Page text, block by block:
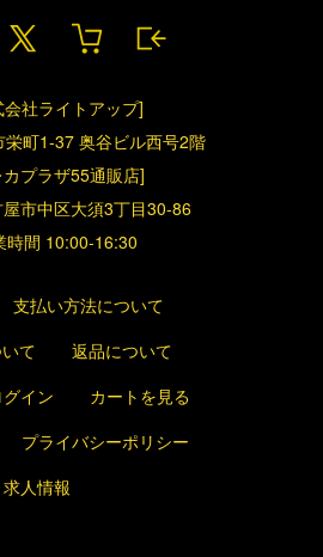
社ライトアップ]
栄町1-37 奥谷ビル西号2階
プラザ55通販店]
市中区大須3丁目30-86
時間 10:00-16:30
支払い方法について
て
返品について
グイン
カートを見る
プライバシーポリシー
求人情報